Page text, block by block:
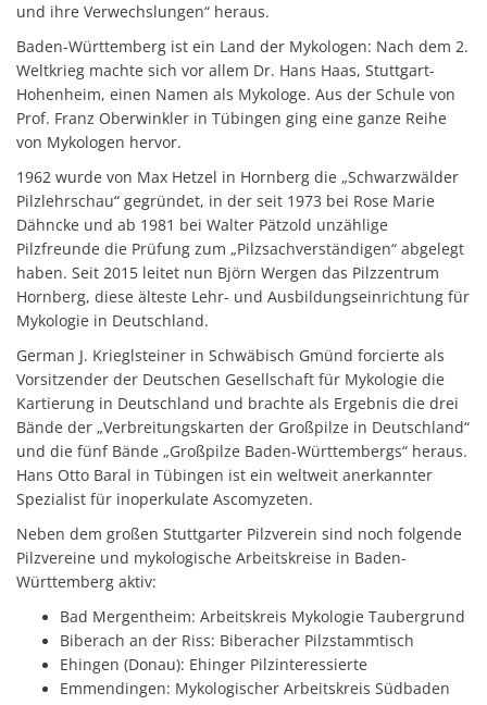
und ihre Verwechslungen“ heraus.
Baden-Württemberg ist ein Land der Mykologen: Nach dem 2.
Weltkrieg machte sich vor allem Dr. Hans Haas, Stuttgart-
Hohenheim, einen Namen als Mykologe. Aus der Schule von
Prof. Franz Oberwinkler in Tübingen ging eine ganze Reihe
von Mykologen hervor.
1962 wurde von Max Hetzel in Hornberg die „Schwarzwälder
Pilzlehrschau“ gegründet, in der seit 1973 bei Rose Marie
Dähncke und ab 1981 bei Walter Pätzold unzählige
Pilzfreunde die Prüfung zum „Pilzsachverständigen“ abgelegt
haben. Seit 2015 leitet nun Björn Wergen das Pilzzentrum
Hornberg, diese älteste Lehr- und Ausbildungseinrichtung für
Mykologie in Deutschland.
German J. Krieglsteiner in Schwäbisch Gmünd forcierte als
Vorsitzender der Deutschen Gesellschaft für Mykologie die
Kartierung in Deutschland und brachte als Ergebnis die drei
Bände der „Verbreitungskarten der Großpilze in Deutschland“
und die fünf Bände „Großpilze Baden-Württembergs“ heraus.
Hans Otto Baral in Tübingen ist ein weltweit anerkannter
Spezialist für inoperkulate Ascomyzeten.
Neben dem großen Stuttgarter Pilzverein sind noch folgende
Pilzvereine und mykologische Arbeitskreise in Baden-
Württemberg aktiv:
Bad Mergentheim: Arbeitskreis Mykologie Taubergrund
Biberach an der Riss: Biberacher Pilzstammtisch
Ehingen (Donau): Ehinger Pilzinteressierte
Emmendingen: Mykologischer Arbeitskreis Südbaden